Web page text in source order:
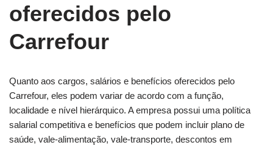
oferecidos pelo
Carrefour
Quanto aos cargos, salários e benefícios oferecidos pelo
Carrefour, eles podem variar de acordo com a função,
localidade e nível hierárquico. A empresa possui uma política
salarial competitiva e benefícios que podem incluir plano de
saúde, vale-alimentação, vale-transporte, descontos em